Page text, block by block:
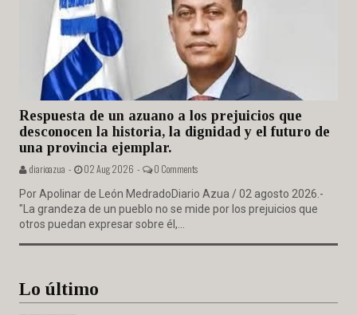
Respuesta de un azuano a los prejuicios que
desconocen la historia, la dignidad y el futuro de
una provincia ejemplar.
diarioazua - 02 Aug 2026 - 0 Comments
Por Apolinar de León MedradoDiario Azua / 02 agosto 2026.-
"La grandeza de un pueblo no se mide por los prejuicios que
otros puedan expresar sobre él,...
Lo último